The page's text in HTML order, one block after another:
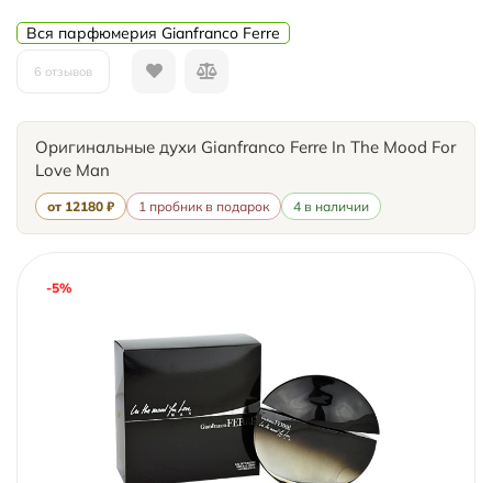
Вся парфюмерия Gianfranco Ferre
6 отзывов
Оригинальные духи Gianfranco Ferre In The Mood For
Love Man
от 12180 ₽ 1 пробник в подарок 4 в наличии
-5%